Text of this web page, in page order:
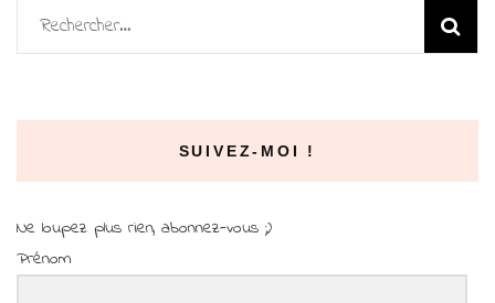
Rechercher :
SUIVEZ-MOI !
Ne loupez plus rien, abonnez-vous ;)
Prénom